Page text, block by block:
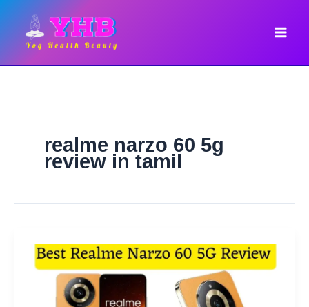
content
realme narzo 60 5g
review in tamil